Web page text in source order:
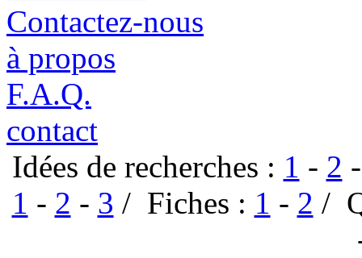
Contactez-nous
à propos
F.A.Q.
contact
Idées de recherches : 1 - 2
1 - 2 - 3 / Fiches : 1 - 2 /